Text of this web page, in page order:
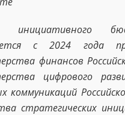
инициативного
с 2024 года
финансов
цифрового
коммуникаций
стратегических